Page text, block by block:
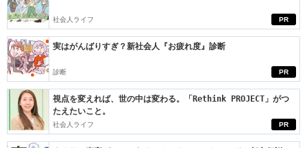
PR
社会人ライフ
PR
実はがんばりすぎ？新社会人『お疲れ度』診断
診断
PR
視点を変えれば、世の中は変わる。「Rethink PROJECT」がつ
たえたいこと。
社会人ライフ